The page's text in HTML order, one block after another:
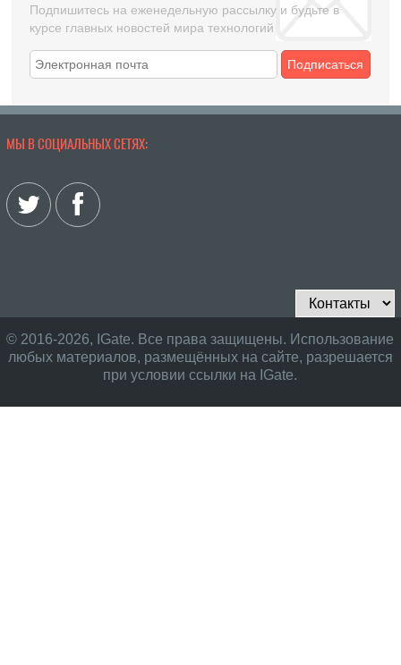
Подпишитесь на еженедельную рассылку и будьте в
курсе главных новостей мира технологий
Подписаться
МЫ В СОЦИАЛЬНЫХ СЕТЯХ:
© 2016-2026, IGate. Все права защищены. Использование
любых материалов, размещённых на сайте, разрешается
при условии ссылки на IGate.